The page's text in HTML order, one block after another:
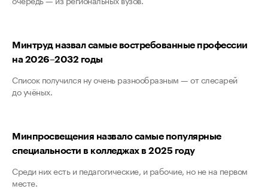
Минтруд назвал самые востребованные профессии
на 2026–2032 годы
Список получился ну очень разнообразным — от слесарей
до учёных.
Минпросвещения назвало самые популярные
специальности в колледжах в 2025 году
Среди них есть и педагогические, и рабочие, но не на первом
месте.